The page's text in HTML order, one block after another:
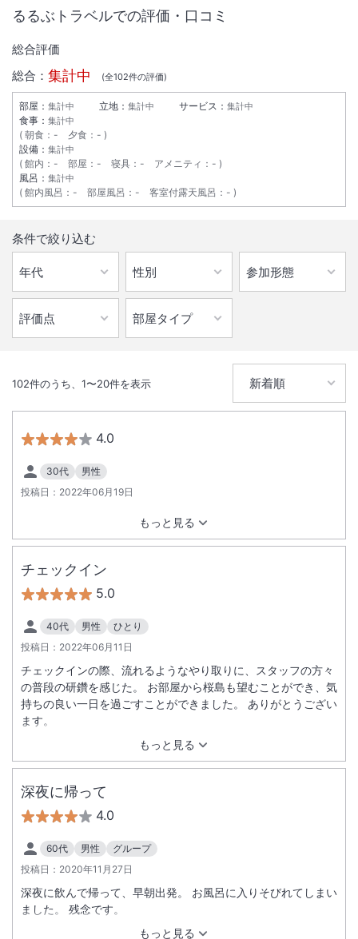
るるぶトラベルでの評価・口コミ
総合評価
総合： 集計中 (全102件の評価)
部屋： 集計中 立地： 集計中 サービス： 集計中
食事： 集計中
朝食 ： - 夕食 ： -
設備： 集計中
館内 ： - 部屋 ： - 寝具 ： - アメニティ ： -
風呂： 集計中
館内風呂 ： - 部屋風呂 ： - 客室付露天風呂 ： -
条件で絞り込む
102件のうち、 1〜20件を表示
4.0
30代
男性
投稿日： 2022年06月19日
もっと見る
チェックイン
5.0
40代 男性
ひとり
投稿日： 2022年06月11日
もっと見る
チェックインの際、流れるようなやり取りに、スタッフの方々
の普段の研鑽を感じた。 お部屋から桜島も望むことができ、気
持ちの良い一日を過ごすことができました。 ありがとうござい
ます。
深夜に帰って
4.0
60代 男性
グループ
投稿日： 2020年11月27日
もっと見る
深夜に飲んで帰って、早朝出発。 お風呂に入りそびれてしまい
ました。 残念です。